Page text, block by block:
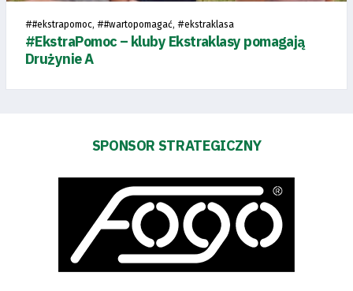
Klub
Tabela
i
Pierwszy
##ekstrapomoc, ##wartopomagać, #ekstraklasa
#EkstraPomoc – kluby Ekstraklasy pomagają
Drużynie A
SPONSOR STRATEGICZNY